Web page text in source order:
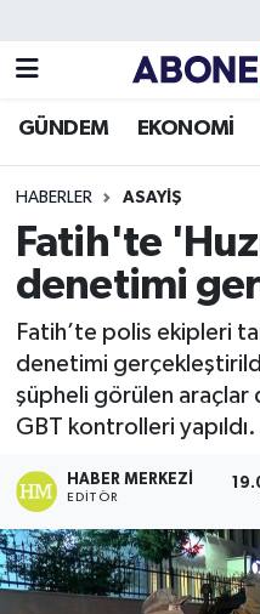
GÜNDEM EKONOMİ
HABERLER ASAYIŞ
Fatih'te
denetimi
Fatih’te polis ekipleri
denetimi
şüpheli görülen araçlar
GBT kontrolleri yapıldı.
HABER MERKEZI
EDITÖR
Asayiş
Bilim ve Teknoloji
Çevre
Eğitim
Ekonomi
Süper Lig Puan
Tüm Manşetler
Son Dakika